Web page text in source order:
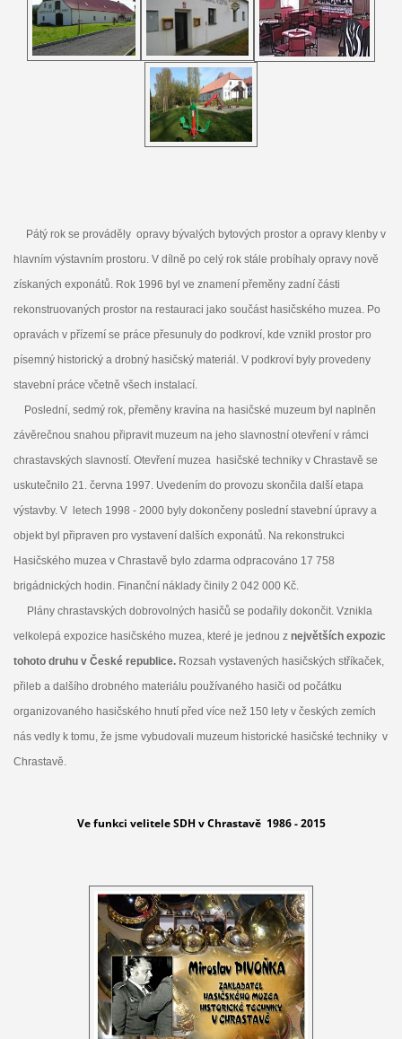
Pátý rok se prováděly opravy bývalých bytových prostor a opravy klenby v
hlavním výstavním prostoru. V dílně po celý rok stále probíhaly opravy nově
získaných exponátů. Rok 1996 byl ve znamení přeměny zadní části
rekonstruovaných prostor na restauraci jako součást hasičského muzea. Po
opravách v přízemí se práce přesunuly do podkroví, kde vznikl prostor pro
písemný historický a drobný hasičský materiál. V podkroví byly provedeny
stavební práce včetně všech instalací.
Poslední, sedmý rok, přeměny kravína na hasičské muzeum byl naplněn
závěrečnou snahou připravit muzeum na jeho slavnostní otevření v rámci
chrastavských slavností. Otevření muzea hasičské techniky v Chrastavě se
uskutečnilo 21. června 1997. Uvedením do provozu skončila další etapa
výstavby. V letech 1998 - 2000 byly dokončeny poslední stavební úpravy a
objekt byl připraven pro vystavení dalších exponátů. Na rekonstrukci
Hasičského muzea v Chrastavě bylo zdarma odpracováno 17 758
brigádnických hodin. Finanční náklady činily 2 042 000 Kč.
Plány chrastavských dobrovolných hasičů se podařily dokončit. Vznikla
velkolepá expozice hasičského muzea, které je jednou z největších expozic
tohoto druhu v České republice. Rozsah vystavených hasičských stříkaček,
přileb a dalšího drobného materiálu používaného hasiči od počátku
organizovaného hasičského hnutí před více než 150 lety v českých zemích
nás vedly k tomu, že jsme vybudovali muzeum historické hasičské techniky v
Chrastavě.
Ve funkci velitele SDH v Chrastavě 1986 - 2015